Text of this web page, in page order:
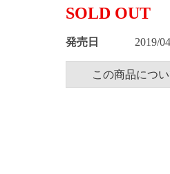
SOLD OUT
発売日 2019/
この商品につ